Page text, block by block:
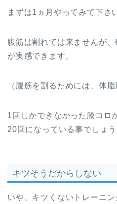
まずは1ヵ月やってみて下さ
腹筋は割れては来ませんが
が実感できます。
（腹筋を割るためには、体脂
1回しかできなかった膝コロ
20回になっている事でしょう
キツそうだからしない
いや、キツくないトレーニン